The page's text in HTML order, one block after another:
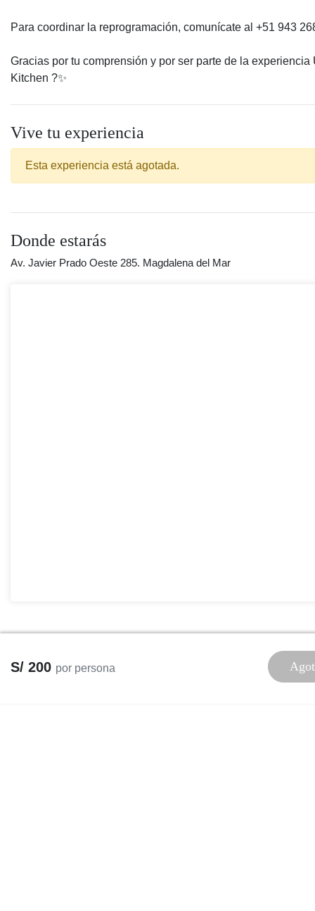
Para coordinar la reprogramación, comunícate al +51 943
Gracias por tu comprensión y por ser parte de la experiencia
Kitchen ?️✨
Vive tu experiencia
Esta experiencia está agotada.
Donde estarás
Av. Javier Prado Oeste 285. Magdalena del Mar
S/ 200 por persona